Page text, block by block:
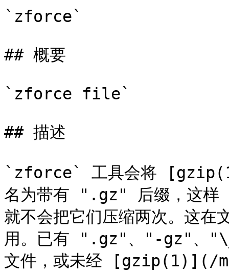
`zforce`
## 概要
`zforce file`
## 描述
`zforce` 工具会将
名为带有 ".gz" 后缀，这
就不会把它们压缩两次。这在
用。已有 ".gz"、"-gz"
文件，或未经 [gzip(1)](/